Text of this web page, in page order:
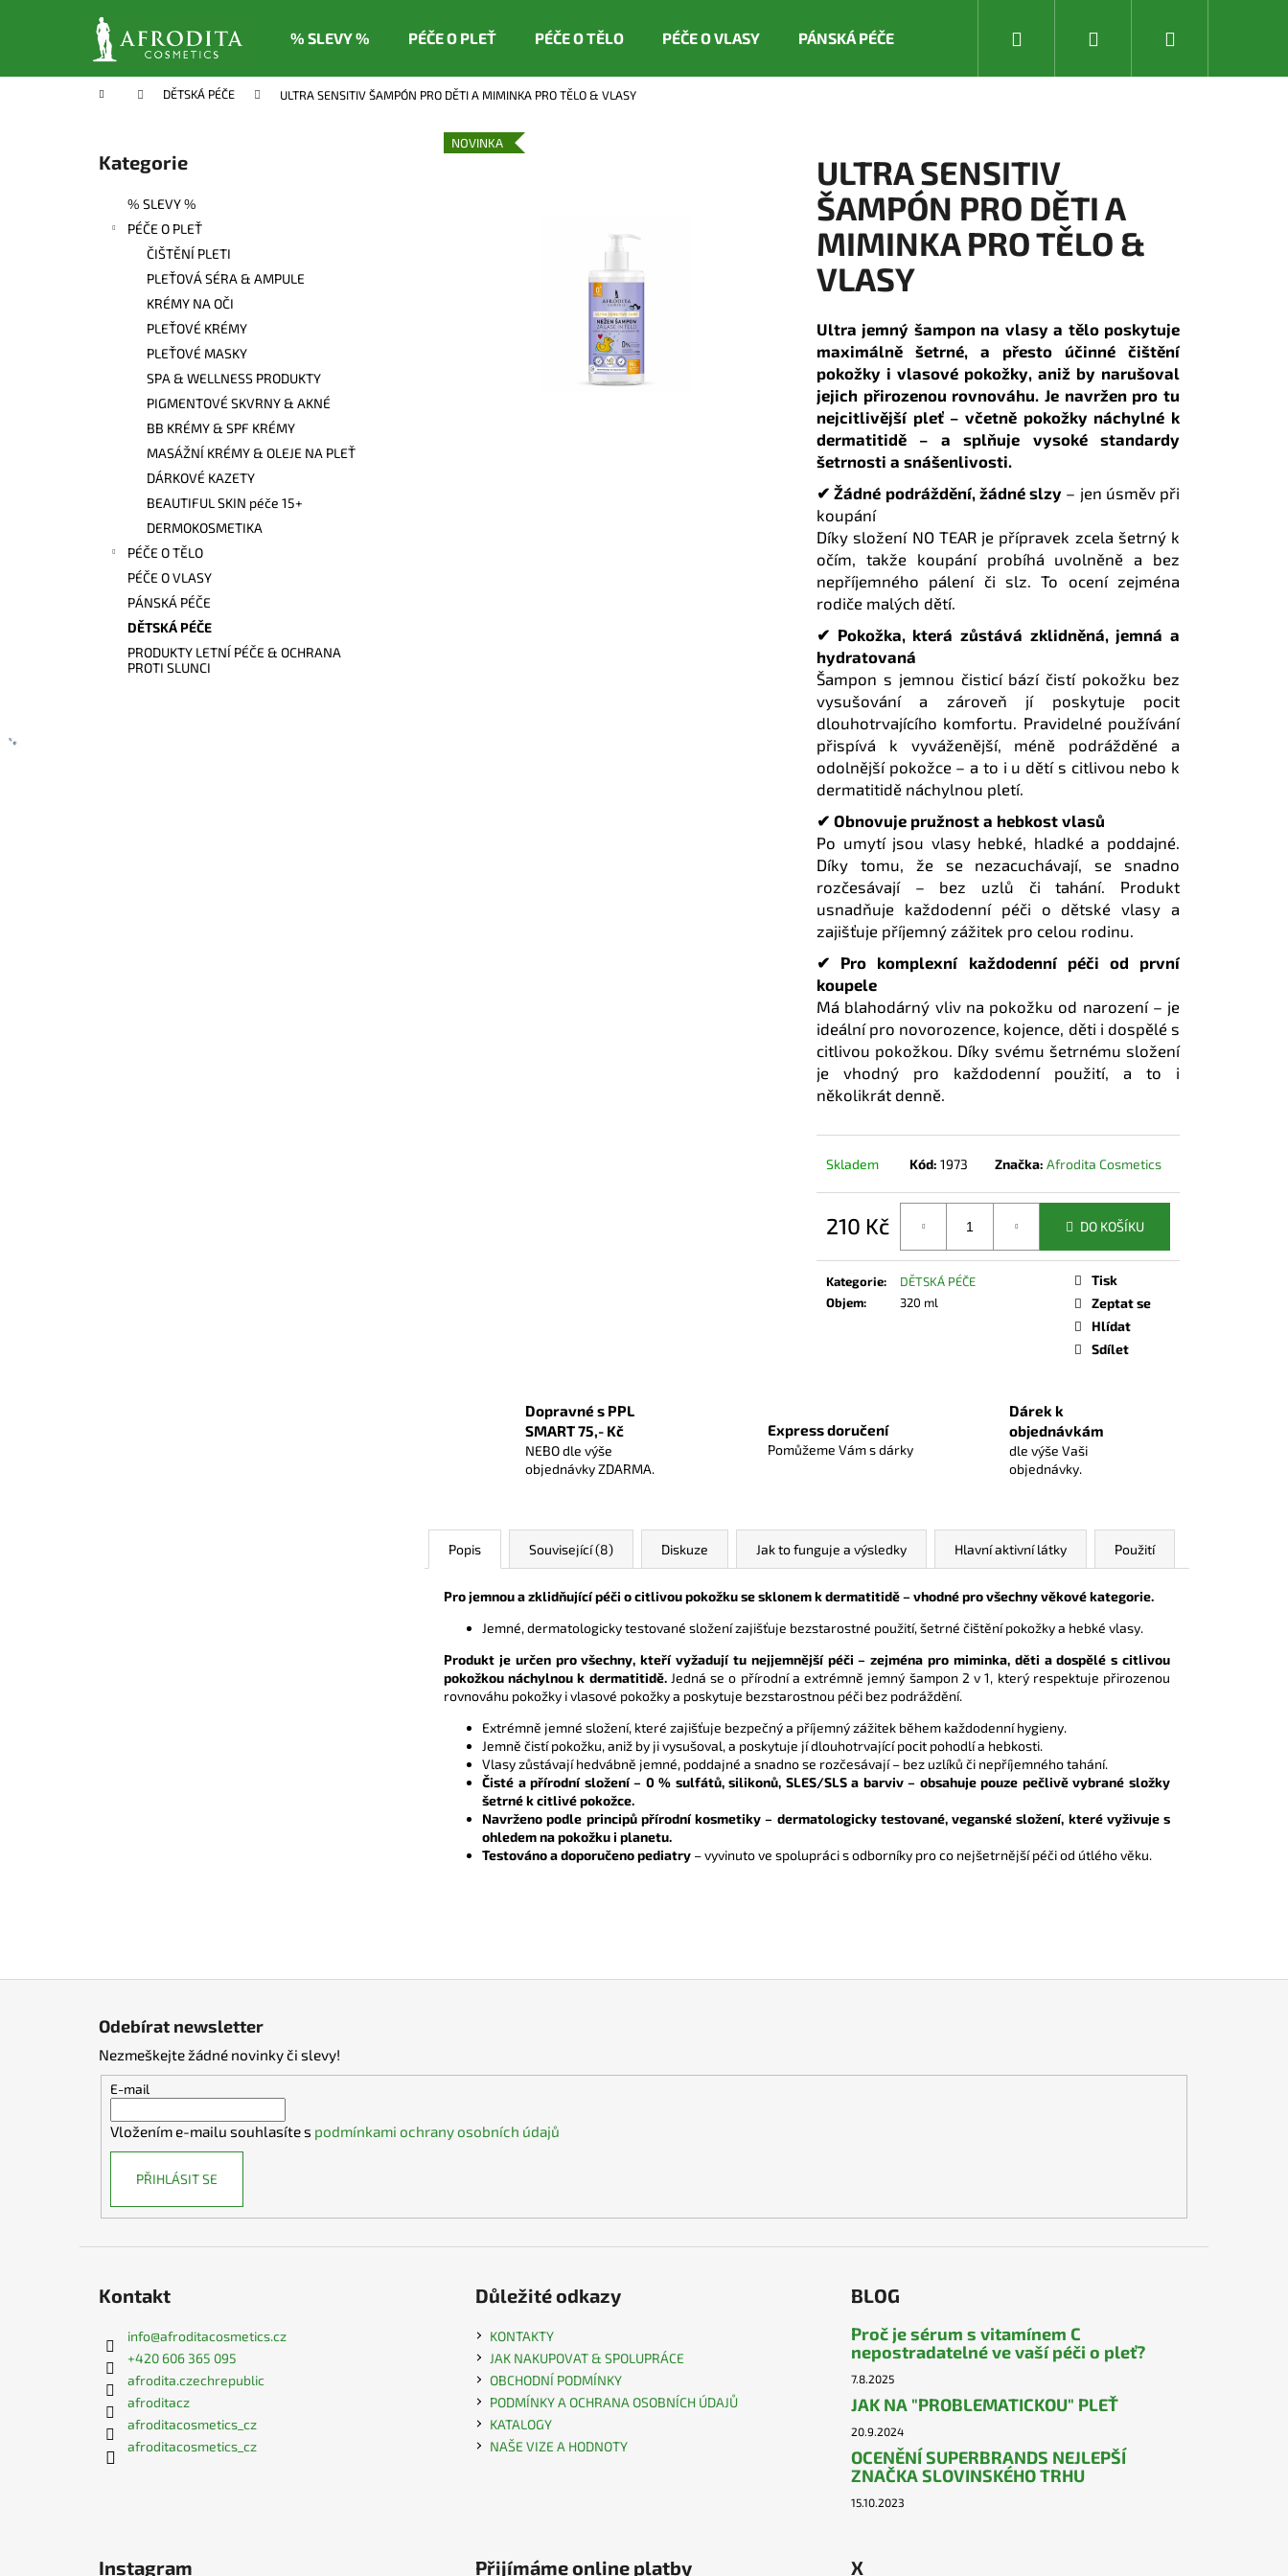
% SLEVY % PÉČE O PLEŤ PÉČE O TĚLO PÉČE O VLASY PÁNSKÁ PÉČE DĚTSKÁ PÉČE PRODUKTY LETNÍ PÉČE &
Přihlášení
Domů DĚTSKÁ PÉČE ULTRA SENSITIV ŠAMPÓN PRO DĚTI A MIMINKA PRO TĚLO & VLASY
Přeskočit
kategorie
Kategorie
% SLEVY %
PÉČE O PLEŤ
ČIŠTĚNÍ PLETI
PLEŤOVÁ SÉRA & AMPULE
KRÉMY NA OČI
PLEŤOVÉ KRÉMY
PLEŤOVÉ MASKY
SPA & WELLNESS PRODUKTY
PIGMENTOVÉ SKVRNY & AKNÉ
BB KRÉMY & SPF KRÉMY
MASÁŽNÍ KRÉMY & OLEJE NA PLEŤ
DÁRKOVÉ KAZETY
BEAUTIFUL SKIN péče 15+
DERMOKOSMETIKA
PÉČE O TĚLO
PÉČE O VLASY
PÁNSKÁ PÉČE
DĚTSKÁ PÉČE
PRODUKTY LETNÍ PÉČE & OCHRANA
PROTI SLUNCI
ULTRA SENSITIV
ŠAMPÓN PRO DĚTI A
MIMINKA PRO TĚLO &
VLASY
Ultra jemný šampon na vlasy a tělo poskytuje
maximálně šetrné, a přesto účinné čištění
pokožky i vlasové pokožky, aniž by narušoval
jejich přirozenou rovnováhu. Je navržen pro tu
nejcitlivější pleť – včetně pokožky náchylné k
dermatitidě – a splňuje vysoké standardy
šetrnosti a snášenlivosti.
✔ Žádné podráždění, žádné slzy – jen úsměv při
koupání
Díky složení NO TEAR je přípravek zcela šetrný k
očím, takže koupání probíhá uvolněně a bez
nepříjemného pálení či slz. To ocení zejména
rodiče malých dětí.
✔ Pokožka, která zůstává zklidněná, jemná a
hydratovaná
Šampon s jemnou čisticí bází čistí pokožku bez
vysušování a zároveň jí poskytuje pocit
dlouhotrvajícího komfortu. Pravidelné používání
přispívá k vyváženější, méně podrážděné a
odolnější pokožce – a to i u dětí s citlivou nebo k
dermatitidě náchylnou pletí.
✔ Obnovuje pružnost a hebkost vlasů
Po umytí jsou vlasy hebké, hladké a poddajné.
Díky tomu, že se nezacuchávají, se snadno
rozčesávají – bez uzlů či tahání. Produkt
usnadňuje každodenní péči o dětské vlasy a
zajišťuje příjemný zážitek pro celou rodinu.
✔ Pro komplexní každodenní péči od první
koupele
Má blahodárný vliv na pokožku od narození – je
ideální pro novorozence, kojence, děti i dospělé s
citlivou pokožkou. Díky svému šetrnému složení
je vhodný pro každodenní použití, a to i
několikrát denně.
Skladem Kód: 1973 Značka:Afrodita Cosmetics
210 Kč
cena:
DO KOŠÍKU
Kategorie:
DĚTSKÁ PÉČE
Objem: 320 ml
Tisk
Zeptat se
Hlídat
Sdílet
NOVINKA
Dopravné s PPL
SMART 75,- Kč
NEBO dle výše
objednávky ZDARMA.
Express doručení
Pomůžeme Vám s dárky
Dárek k
objednávkám
dle výše Vaši
objednávky.
Popis Související (8) Diskuze Jak to funguje a výsledky Hlavní aktivní látky Použití
Pro jemnou a zklidňující péči o citlivou pokožku se sklonem k dermatitidě – vhodné pro všechny věkové kategorie.
Jemné, dermatologicky testované složení zajišťuje bezstarostné použití, šetrné čištění pokožky a hebké vlasy.
Produkt je určen pro všechny, kteří vyžadují tu nejjemnější péči – zejména pro miminka, děti a dospělé s citlivou
pokožkou náchylnou k dermatitidě.Jedná se o přírodní a extrémně jemný šampon 2 v 1, který respektuje přirozenou
rovnováhu pokožky i vlasové pokožky a poskytuje bezstarostnou péči bez podráždění.
Extrémně jemné složení, které zajišťuje bezpečný a příjemný zážitek během každodenní hygieny.
Jemně čistí pokožku, aniž by ji vysušoval, a poskytuje jí dlouhotrvající pocit pohodlí a hebkosti.
Vlasy zůstávají hedvábně jemné, poddajné a snadno se rozčesávají – bez uzlíků či nepříjemného tahání.
Čisté a přírodní složení – 0 % sulfátů, silikonů, SLES/SLS a barviv – obsahuje pouze pečlivě vybrané složky
šetrné k citlivé pokožce.
Navrženo podle principů přírodní kosmetiky – dermatologicky testované, veganské složení, které vyživuje s
ohledem na pokožku i planetu.
Testováno a doporučeno pediatry – vyvinuto ve spolupráci s odborníky pro co nejšetrnější péči od útlého věku.
í
Zpět
do
Zpět
do
Co potřebujete najít?
Doporučujeme
Odebírat newsletter
Nezmeškejte žádné novinky či slevy!
E-mail
Vložením e-mailu souhlasíte s podmínkami ochrany osobních údajů
PŘIHLÁSIT SE
Kontakt
info@afroditacosmetics.cz
+420 606 365 095
afrodita.czechrepublic
afroditacz
afroditacosmetics_cz
afroditacosmetics_cz
Důležité odkazy
KONTAKTY
JAK NAKUPOVAT & SPOLUPRÁCE
OBCHODNÍ PODMÍNKY
PODMÍNKY A OCHRANA OSOBNÍCH ÚDAJŮ
KATALOGY
NAŠE VIZE A HODNOTY
BLOG
Proč je sérum s vitamínem C
nepostradatelné ve vaší péči o pleť?
7.8.2025
JAK NA "PROBLEMATICKOU" PLEŤ
20.9.2024
OCENĚNÍ SUPERBRANDS NEJLEPŠÍ
ZNAČKA SLOVINSKÉHO TRHU
15.10.2023
Instagram Přijímáme online platby X